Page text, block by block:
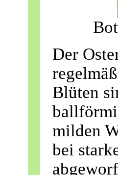
Der
Blüten
milden
bei